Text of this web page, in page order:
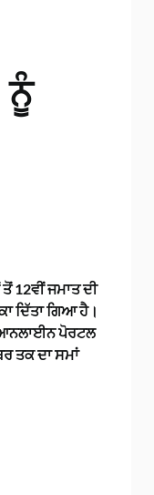
12ਵੀਂ ਜਮਾਤ ਦੀ
ਦਿੱਤਾ ਗਿਆ ਹੈ।
ਪੋਰਟਲ
ਤਕ ਦਾ ਸਮਾਂ